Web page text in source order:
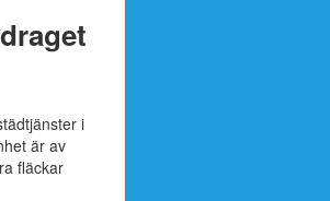
i
är av
fläckar